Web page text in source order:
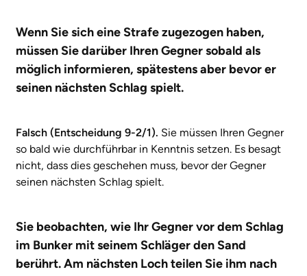
Wenn Sie sich eine Strafe zugezogen haben,
müssen Sie darüber Ihren Gegner sobald als
möglich informieren, spätestens aber bevor er
seinen nächsten Schlag spielt.
Falsch (Entscheidung 9-2/1). Sie müssen Ihren Gegner
so bald wie durchführbar in Kenntnis setzen. Es besagt
nicht, dass dies geschehen muss, bevor der Gegner
seinen nächsten Schlag spielt.
Sie beobachten, wie Ihr Gegner vor dem Schlag
im Bunker mit seinem Schläger den Sand
berührt. Am nächsten Loch teilen Sie ihm nach